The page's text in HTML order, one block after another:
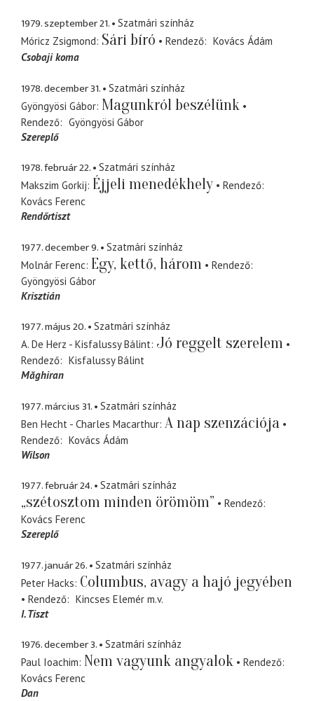
1979. szeptember 21.
Szatmári színház
Móricz Zsigmond Sári bíró Rendező
Kovács Ádám
Csobaji koma
1978. december 31.
Szatmári színház
Gyöngyösi Gábor Magunkról beszélünk
Rendező
Gyöngyösi Gábor
Szereplő
1978. február 22.
Szatmári színház
Makszim Gorkij Éjjeli menedékhely
Rendező
Kovács Ferenc
Rendőrtiszt
1977. december 9.
Szatmári színház
Molnár Ferenc Egy, kettő, három
Rendező
Gyöngyösi Gábor
Krisztián
1977. május 20.
Szatmári színház
A. De Herz - Kisfalussy Bálint Jó reggelt szerelem
Rendező
Kisfalussy Bálint
Măghiran
1977. március 31.
Szatmári színház
Ben Hecht - Charles Macarthur A nap szenzációja
Rendező
Kovács Ádám
Wilson
1977. február 24. Szatmári színház
„szétosztom minden örömöm”
Rendező
Kovács Ferenc
Szereplő
1977. január 26.
Szatmári színház
Peter Hacks Columbus, avagy a hajó jegyében
Rendező Kincses Elemér m.v.
I. Tiszt
1976. december 3.
Szatmári színház
Paul Ioachim Nem vagyunk angyalok
Rendező
Kovács Ferenc
Dan